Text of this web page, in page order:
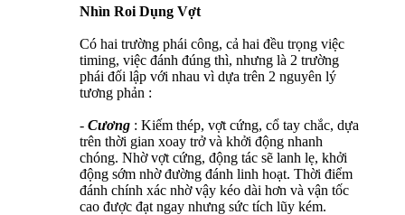
Nhìn Roi Dụng Vợt
Có hai trường phái công, cả hai đều trọng việc
timing, việc đánh đúng thì, nhưng là 2 trường
phái đối lập với nhau vì dựa trên 2 nguyên lý
tương phản :
- Cương : Kiếm thép, vợt cứng, cổ tay chắc, dựa
trên thời gian xoay trở và khởi động nhanh
chóng. Nhờ vợt cứng, động tác sẽ lanh lẹ, khởi
động sớm nhờ đường đánh linh hoạt. Thời điểm
đánh chính xác nhờ vậy kéo dài hơn và vận tốc
cao được đạt ngay nhưng sức tích lũy kém.